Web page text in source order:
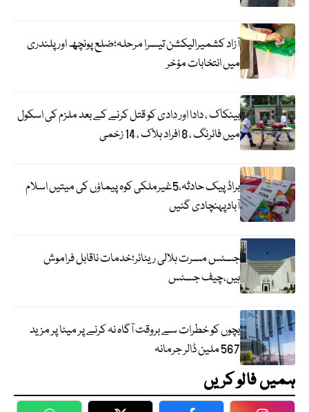
آزاد کشمیرالیکشن تیسرا مرحلہ؛ضلع پونچھ اور پلندری
میں انتخابات مؤخر
بینکاک ، دادا اور دادی کو قتل کرنے کے بعد ملزم کی اسکول
میں فائرنگ ، 8 افراد ہلاک ، 14 زخمی
براڈ پیک حادثہ،5غیرملکی کوہ پیماؤں کی میتیں اسلام
آبادپہنچادی گئیں
جسٹس مسرت ہلالی ریٹائر؛خدمات ناقابل فراموش
ہیں،چیف جسٹس
بچوں کو خطرات سے بروقت آگاہ نہ کرنے پر میٹا پر مزید
567 ملین ڈالر جرمانہ
ہمیں فالو کریں